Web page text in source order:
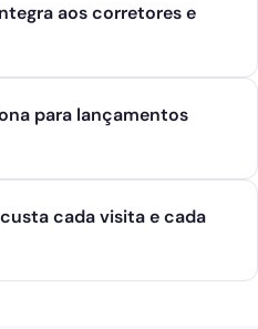
aos corretores e
para lançamentos
cada visita e cada